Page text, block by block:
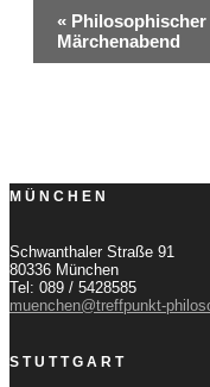
Veranstaltung-
Navigation
« Philosophischer
Märchenabend
MÜNCHEN
Schwanthaler Straße 91
80336 München
Tel: 089 / 5428585
muenchen@treffpunkt-
STUTTGART